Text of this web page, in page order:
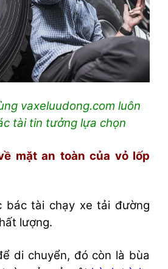
vaxeluudong.com luôn
tài tin tưởng lựa chọn
mặt an toàn của vỏ lốp
bác tài chạy xe tải đường
lượng.
di chuyển, đó còn là bùa